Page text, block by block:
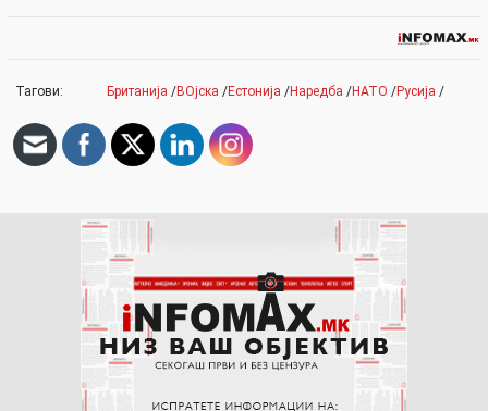
Тагови: Британија /ВОјска /Естонија /Наредба /НАТО /Русија /